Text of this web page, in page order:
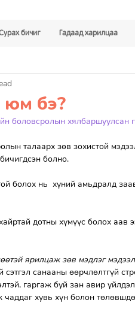
бичиг Гадаад харилцаа
юм бэ?
боловсролын хялбаршуулсан
талаарх зөв зохистой
болно.
болох нь  хүний амьдралд
дотны хүмүүс болох аав
ярилцаж зөв мэдлэг
санааны өөрчлөлтгүй
гаргаж буй зан авир
чаддаг хувь хүн болон